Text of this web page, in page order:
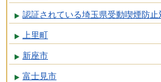
認証されている埼玉県受動喫煙防
上里町
新座市
富士見市